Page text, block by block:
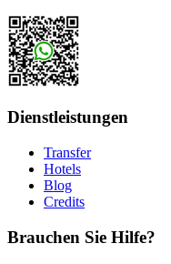
Dienstleistungen
Transfer
Hotels
Blog
Credits
Brauchen Sie Hilfe?